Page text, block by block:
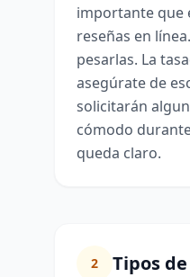
importante que
reseñas en
pesarlas. La
asegúrate de
solicitarán
cómodo
queda claro.
2 Tipos